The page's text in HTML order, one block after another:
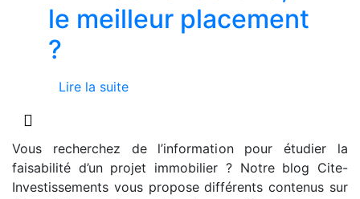
le meilleur placement
?
Lire la suite
Vous recherchez de l’information pour étudier la
faisabilité d’un projet immobilier ? Notre blog Cite-
Investissements vous propose différents contenus sur